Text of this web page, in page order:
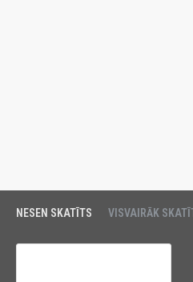
NESEN SKATĪTS VISVAIRĀK